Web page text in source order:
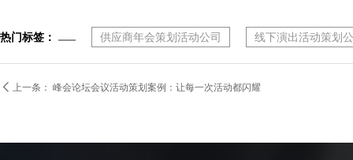
热门标签： 供应商年会策划活动公司 线下演出活动策划
 上一条： 峰会论坛会议活动策划案例：让每一次活动都闪耀